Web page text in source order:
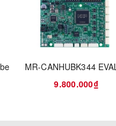
J2602 transceiver
Debug Adapter with
9.800.000₫